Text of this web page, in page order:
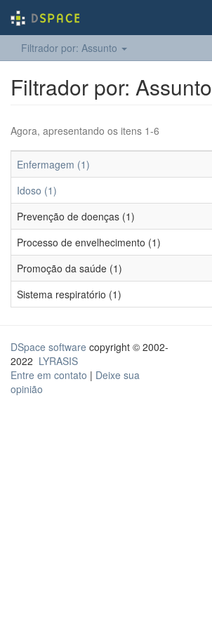
Filtrador por: Assunto
Filtrador por: Assunto
Agora, apresentando os itens 1-6
Enfermagem (1)
Idoso (1)
Prevenção de doenças (1)
Processo de envelhecimento (1)
Promoção da saúde (1)
Sistema respiratório (1)
DSpace software copyright © 2002-
2022 LYRASIS
Entre em contato | Deixe sua
opinião